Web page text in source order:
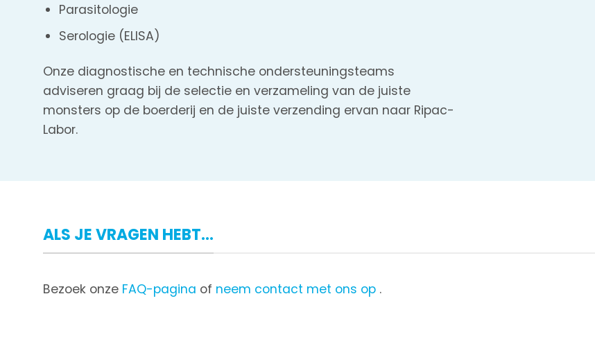
Parasitologie
Serologie (ELISA)
Onze diagnostische en technische ondersteuningsteams
adviseren graag bij de selectie en verzameling van de juiste
monsters op de boerderij en de juiste verzending ervan naar Ripac-
Labor.
ALS JE VRAGEN HEBT...
Bezoek onze FAQ-pagina of neem contact met ons op .